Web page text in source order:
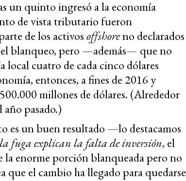
un quinto ingresó a la economía
de vista tributario fueron
de los activosoffshoreno declarados
blanqueo, pero —además— que no
local cuatro de cada cinco dólares
entonces, a fines de 2016 y
millones de dólares. (Alrededor
pasado.)
es un buen resultado —lo destacamos
fuga explican la falta de inversión, el
enorme porción blanqueada pero no
que el cambio ha llegado para quedarse